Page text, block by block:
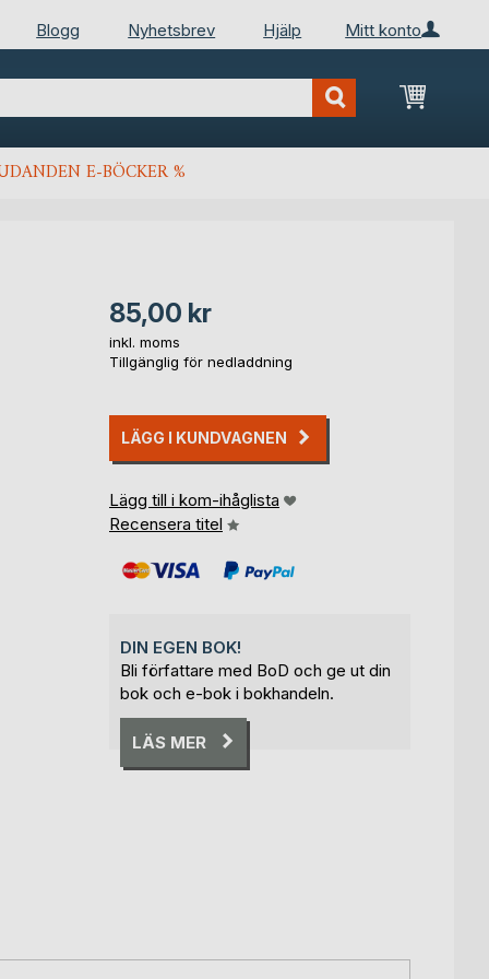
Mitt konto
Blogg Nyhetsbrev Hjälp
Min
E-BÖCKER %
85,00 kr
inkl. moms
Tillgänglig för nedladdning
LÄGG I KUNDVAGNEN
Lägg till i kom-ihåglista
Recensera titel
DIN EGEN BOK!
Bli författare med BoD och ge ut din
bok och e-bok i bokhandeln.
LÄS MER